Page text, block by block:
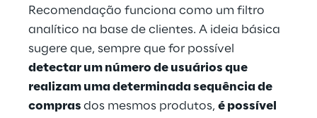
Recomendação funciona como um filtro
analítico na base de clientes. A ideia básica
sugere que, sempre que for possível
detectar um número de usuários que
realizam uma determinada sequência de
compras dos mesmos produtos, é possível